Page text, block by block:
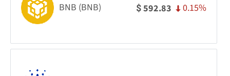
BNB (BNB) $592.83 0.15%